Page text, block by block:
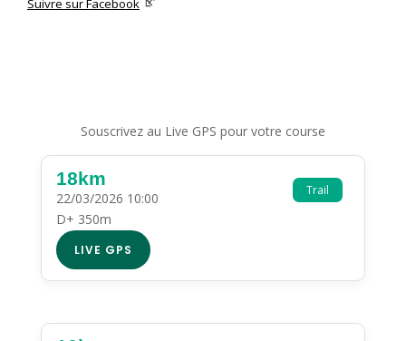
Suivre sur Facebook
Souscrivez au Live GPS pour votre course
Trail
18km
22/03/2026 10:00
D+ 350m
LIVE GPS